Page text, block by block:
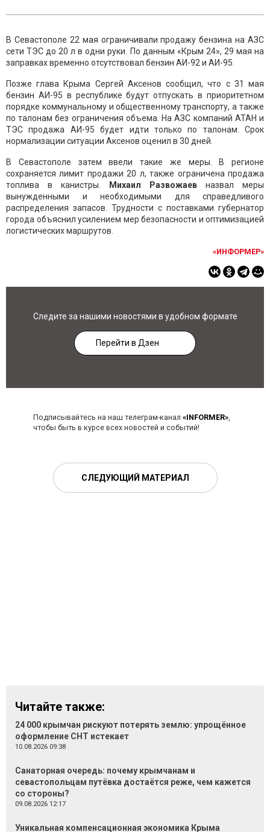
В Севастополе 22 мая ограничивали продажу бензина на АЗС
сети ТЭС до 20 л в одни руки. По данным «Крым 24», 29 мая на
заправках временно отсутствовал бензин АИ-92 и АИ-95.
Позже глава Крыма Сергей Аксенов сообщил, что с 31 мая
бензин АИ-95 в республике будут отпускать в приоритетном
порядке коммунальному и общественному транспорту, а также
по талонам без ограничения объема. На АЗС компаний АТАН и
ТЭС продажа АИ-95 будет идти только по талонам. Срок
нормализации ситуации Аксенов оценил в 30 дней.
В Севастополе затем ввели такие же меры. В регионе
сохраняется лимит продажи 20 л, также ограничена продажа
топлива в канистры.
Михаил Развожаев назвал меры
вынужденными и необходимыми для справедливого
распределения запасов. Трудности с поставками губернатор
города объяснил усилением мер безопасности и оптимизацией
логистических маршрутов.
«ИНФОРМЕР»
Следите за нашими новостями в удобном формате
Перейти в Дзен
Подписывайтесь на наш телеграм-канал «INFORMER»,
чтобы быть в курсе всех новостей и событий!
СЛЕДУЮЩИЙ МАТЕРИАЛ
Читайте также:
24 000 крымчан рискуют потерять землю: упрощённое
оформление СНТ истекает
10.08.2026 09:38
Санаторная очередь: почему крымчанам и
севастопольцам путёвка достаётся реже, чем кажется
со стороны?
09.08.2026 12:17
Уникальная компенсационная экономика Крыма